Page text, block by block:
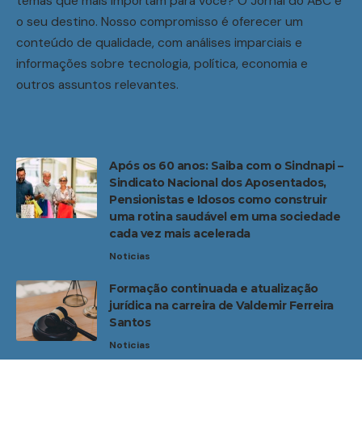
o seu destino. Nosso compromisso é oferecer um
conteúdo de qualidade, com análises imparciais e
informações sobre tecnologia, política, economia e
outros assuntos relevantes.
Após os 60 anos: Saiba com o Sindnapi –
Sindicato Nacional dos Aposentados,
Pensionistas e Idosos como construir
uma rotina saudável em uma sociedade
cada vez mais acelerada
Noticias
Formação continuada e atualização
jurídica na carreira de Valdemir Ferreira
Santos
Noticias